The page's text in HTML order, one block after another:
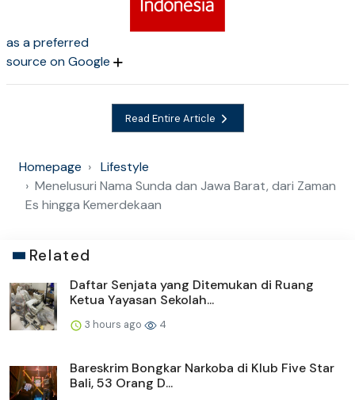
as a preferred
source on Google
Read Entire Article
Homepage
Lifestyle
Menelusuri Nama Sunda dan Jawa Barat, dari Zaman
Es hingga Kemerdekaan
Related
Daftar Senjata yang Ditemukan di Ruang
Ketua Yayasan Sekolah...
3 hours ago 4
Bareskrim Bongkar Narkoba di Klub Five Star
Bali, 53 Orang D...